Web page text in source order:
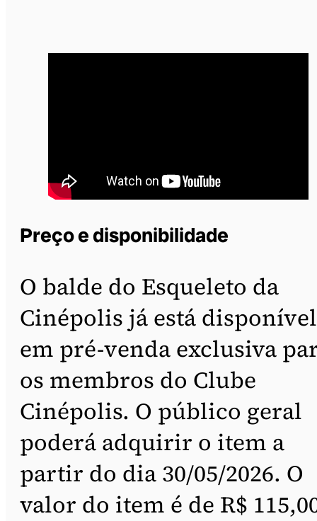
Preço e disponibilidade
O balde do Esqueleto da
Cinépolis já está disponível
em pré-venda exclusiva
os membros do Clube
Cinépolis. O público geral
poderá adquirir o item a
partir do dia 30/05/2026. O
valor do item é de R$